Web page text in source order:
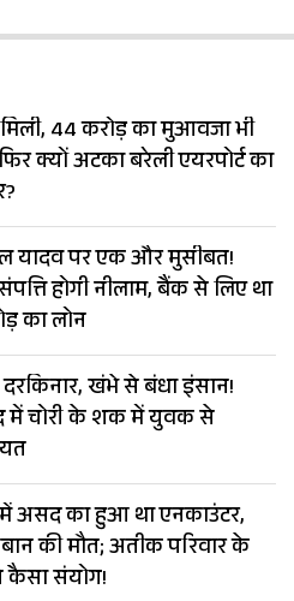
44 करोड़ का मुआवजा भी
क्यों अटका बरेली एयरपोर्ट का
यादव पर एक और मुसीबत!
होगी नीलाम, बैंक से लिए था
का लोन
खंभे से बंधा इंसान!
में चोरी के शक में युवक से
असद का हुआ था एनकाउंटर,
की मौत; अतीक परिवार के
कैसा संयोग!